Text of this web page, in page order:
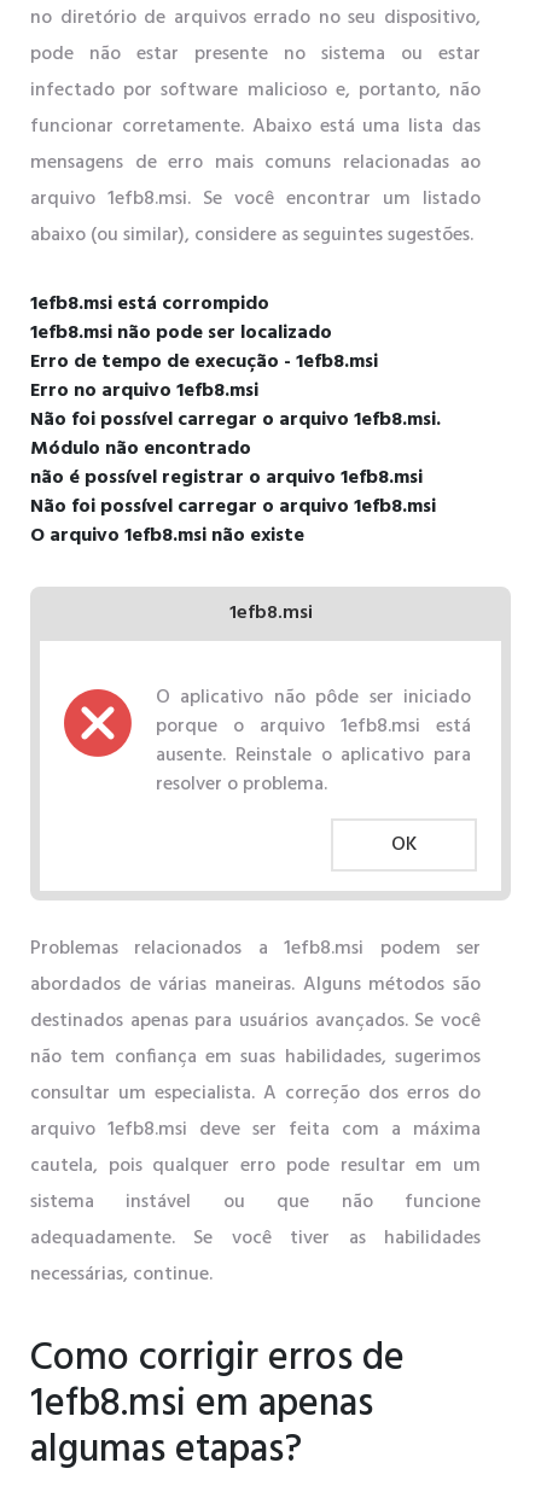
no diretório de arquivos errado no seu dispositivo,
pode não estar presente no sistema ou estar
infectado por software malicioso e, portanto, não
funcionar corretamente. Abaixo está uma lista das
mensagens de erro mais comuns relacionadas ao
arquivo 1efb8.msi. Se você encontrar um listado
abaixo (ou similar), considere as seguintes sugestões.
1efb8.msi está corrompido
1efb8.msi não pode ser localizado
Erro de tempo de execução - 1efb8.msi
Erro no arquivo 1efb8.msi
Não foi possível carregar o arquivo 1efb8.msi.
Módulo não encontrado
não é possível registrar o arquivo 1efb8.msi
Não foi possível carregar o arquivo 1efb8.msi
O arquivo 1efb8.msi não existe
1efb8.msi
O aplicativo não pôde ser iniciado
porque o arquivo 1efb8.msi está
ausente. Reinstale o aplicativo para
resolver o problema.
OK
Problemas relacionados a 1efb8.msi podem ser
abordados de várias maneiras. Alguns métodos são
destinados apenas para usuários avançados. Se você
não tem confiança em suas habilidades, sugerimos
consultar um especialista. A correção dos erros do
arquivo 1efb8.msi deve ser feita com a máxima
cautela, pois qualquer erro pode resultar em um
sistema instável ou que não funcione
adequadamente. Se você tiver as habilidades
necessárias, continue.
Como corrigir erros de
1efb8.msi em apenas
algumas etapas?